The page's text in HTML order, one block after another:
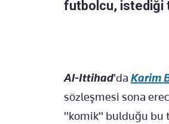
futbolcu, istediği
Al-Ittihad'da Karim
sözleşmesi sona
"komik" bulduğu bu